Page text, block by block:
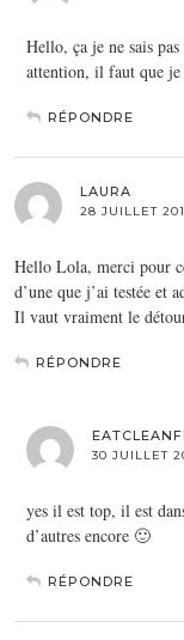
Hello, ça je ne sais
attention, il faut que je
RÉPONDRE
LAURA
28 JUILLET
Hello Lola, merci pour
d’une que j’ai testée et
Il vaut vraiment le
RÉPONDRE
30 JUILLET
yes il est top, il est
d’autres encore 🙂
RÉPONDRE